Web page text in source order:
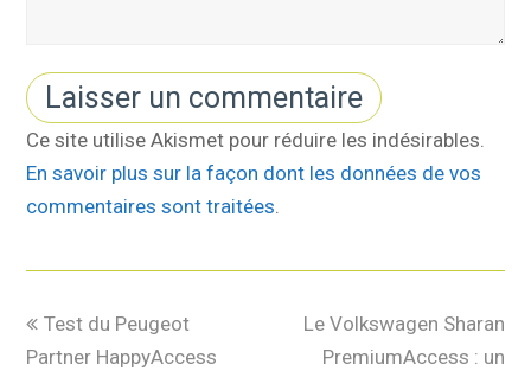
Ce site utilise Akismet pour réduire les indésirables.
En savoir plus sur la façon dont les données de vos
commentaires sont traitées.
Test du Peugeot
Partner HappyAccess
Le Volkswagen Sharan
PremiumAccess : un